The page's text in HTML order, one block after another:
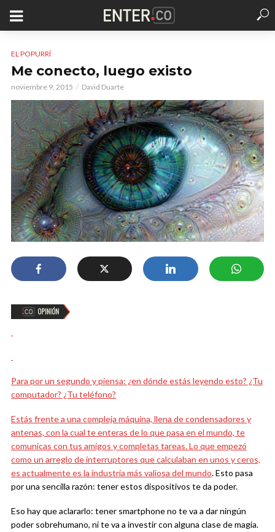
EL POPURRÍ
Me conecto, luego existo
noviembre 9, 2015 David Duarte
Para por un segundo y piensa: ¿en dónde estás leyendo esto? ¿Tu
computador? ¿Tu teléfono?
Estás frente a una compleja máquina, llena de condensadores y
antenas, con la cual te enteras de lo que pasa en el mundo, te
comunicas con tus amigos y completas tareas. Lo que empezó
como un arreglo de interruptores que calculaban en unos y ceros,
es actualmente es la industria más valiosa del mundo. Esto pasa
por una sencilla razón: tener estos dispositivos te da poder.
Eso hay que aclararlo: tener smartphone no te va a dar ningún
poder sobrehumano, ni te va a investir con alguna clase de magia.